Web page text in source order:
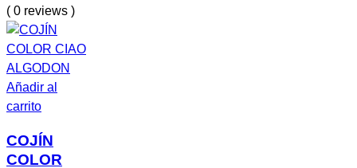
( 0 reviews )
Añadir al
carrito
COJÍN
COLOR